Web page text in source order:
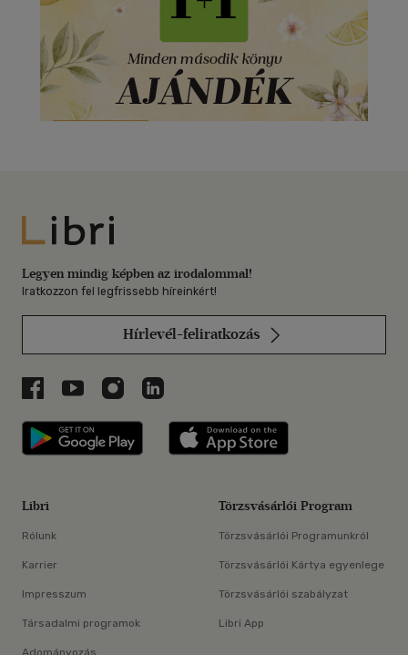
Libri
Legyen mindig képben az irodalommal!
Iratkozzon fel legfrissebb híreinkért!
Hírlevél-feliratkozás
Libri a Facebookon
Libri a Youtube-on
Libri az Instagramon
Libri a LinkedInen
Libri applikáció Szerezd meg: Google
Libri
Rólunk
Karrier
Impresszum
Társadalmi programok
Törzsvásárlói Program
Törzsvásárlói Programunkról
Törzsvásárlói Kártya egyenlege
Törzsvásárlói szabályzat
Libri App